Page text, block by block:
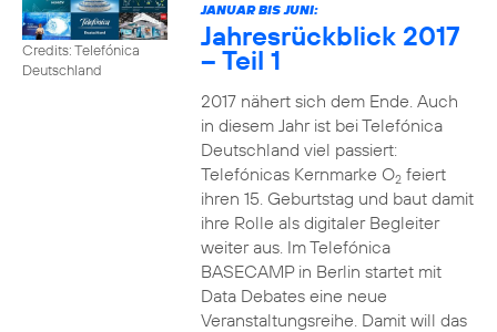
Credits: Telefónica
Deutschland
JANUAR BIS JUNI:
Jahresrückblick 2017
– Teil 1
2017 nähert sich dem Ende. Auch
in diesem Jahr ist bei Telefónica
Deutschland viel passiert:
Telefónicas Kernmarke O2feiert
ihren 15. Geburtstag und baut damit
ihre Rolle als digitaler Begleiter
weiter aus. Im Telefónica
BASECAMP in Berlin startet mit
Data Debates eine neue
Veranstaltungsreihe. Damit will das